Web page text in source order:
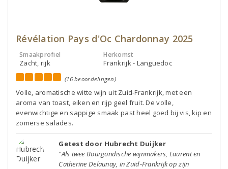
Révélation Pays d'Oc Chardonnay 2025
Smaakprofiel
Zacht, rijk
Herkomst
Frankrijk - Languedoc
(16 beoordelingen)
Volle, aromatische witte wijn uit Zuid-Frankrijk, met een
aroma van toast, eiken en rijp geel fruit. De volle,
evenwichtige en sappige smaak past heel goed bij vis, kip en
zomerse salades.
Getest door Hubrecht Duijker
"Als twee Bourgondische wijnmakers, Laurent en
Catherine Delaunay, in Zuid-Frankrijk op zijn